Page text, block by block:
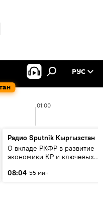
РУС
01:00
Радио Sputnik Кыргызстан
О вкладе РКФР в развитие
экономики КР и ключевых
08:04 55 мин